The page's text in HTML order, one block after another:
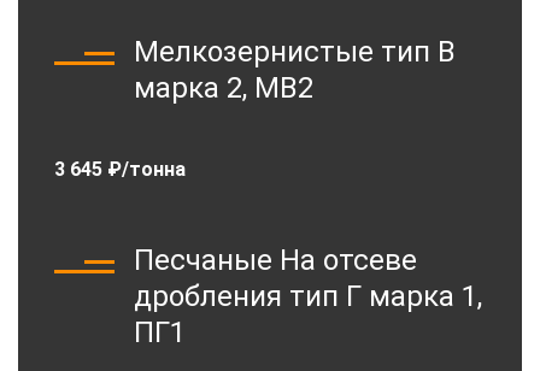
Мелкозернистые тип В
марка 2, МВ2
3 645 ₽/тонна
Песчаные На отсеве
дробления тип Г марка 1,
ПГ1